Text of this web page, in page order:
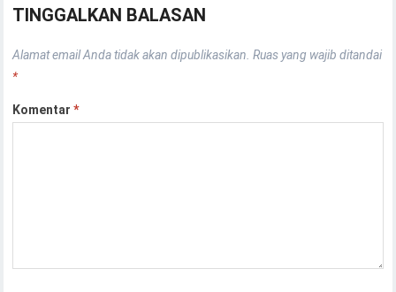
TINGGALKAN BALASAN
Alamat email Anda tidak akan dipublikasikan. Ruas yang wajib ditandai
*
Komentar*